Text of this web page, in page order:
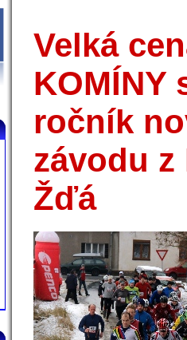
Velká
KOMÍNY
ročník
závodu z
Žďá